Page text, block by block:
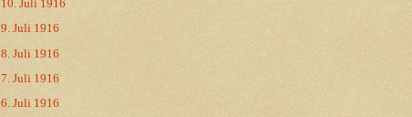
10. Juli 1916
9. Juli 1916
8. Juli 1916
7. Juli 1916
6. Juli 1916